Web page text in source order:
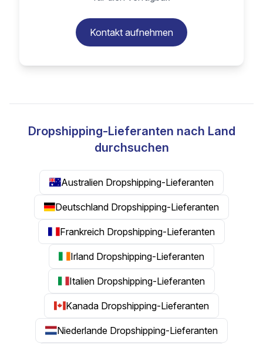
Kontakt aufnehmen
Dropshipping-Lieferanten nach Land
durchsuchen
Australien Dropshipping-Lieferanten
Deutschland Dropshipping-Lieferanten
Frankreich Dropshipping-Lieferanten
Irland Dropshipping-Lieferanten
Italien Dropshipping-Lieferanten
Kanada Dropshipping-Lieferanten
Niederlande Dropshipping-Lieferanten